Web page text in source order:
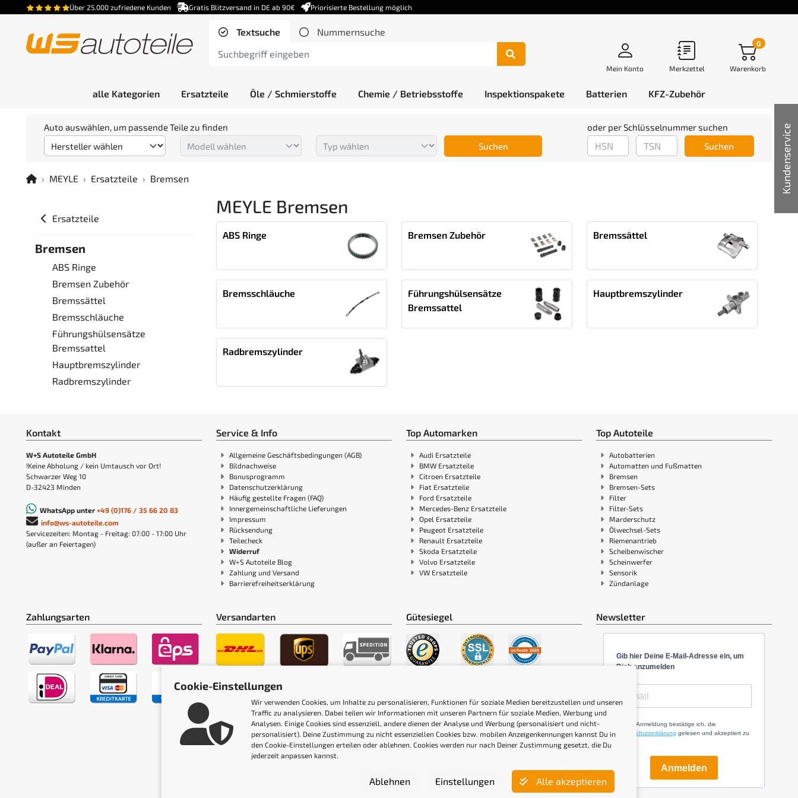
Kundenservice
Über 25.000 zufriedene Kunden Gratis Blitzversand in DE ab 90€ Priorisierte Bestellung möglich
Textsuche Nummernsuche
Mein Konto Merkzettel Warenkorb
0
alle Kategorien Ersatzteile Öle / Schmierstoffe Chemie / Betriebsstoffe Inspektionspakete Batterien KFZ-Zubehör
Auto auswählen, um passende Teile zu finden
Suchen
oder per Schlüsselnummer suchen
Suchen
MEYLE Ersatzteile Bremsen
Ersatzteile
Bremsen
ABS Ringe
Bremsen Zubehör
Bremssättel
Bremsschläuche
Führungshülsensätze
Bremssattel
Hauptbremszylinder
Radbremszylinder
MEYLE Bremsen
ABS Ringe Bremsen Zubehör Bremssättel
Bremsschläuche
Führungshülsensätze
Bremssattel
Hauptbremszylinder
Radbremszylinder
Kontakt
W+S Autoteile GmbH
!Keine Abholung / kein Umtausch vor Ort!
Schwarzer Weg 10
D-32423 Minden
WhatsApp unter +49 (0)176 / 35 66 20 83
info@ws-autoteile.com
Servicezeiten: Montag - Freitag: 07:00 - 17:00 Uhr
(außer an Feiertagen)
Service & Info
Allgemeine Geschäftsbedingungen (AGB)
Bildnachweise
Bonusprogramm
Datenschutzerklärung
Häufig gestellte Fragen (FAQ)
Innergemeinschaftliche Lieferungen
Impressum
Rücksendung
Teilecheck
Widerruf
W+S Autoteile Blog
Zahlung und Versand
Barrierefreiheitserklärung
Top Automarken
Audi Ersatzteile
BMW Ersatzteile
Citroen Ersatzteile
Fiat Ersatzteile
Ford Ersatzteile
Mercedes-Benz Ersatzteile
Opel Ersatzteile
Peugeot Ersatzteile
Renault Ersatzteile
Skoda Ersatzteile
Volvo Ersatzteile
VW Ersatzteile
Top Autoteile
Autobatterien
Automatten und Fußmatten
Bremsen
Bremsen-Sets
Filter
Filter-Sets
Marderschutz
Ölwechsel-Sets
Riemenantrieb
Scheibenwischer
Scheinwerfer
Sensorik
Zündanlage
Zahlungsarten Versandarten Gütesiegel Newsletter
Gib hier Deine E-Mail-Adresse ein, um
Dich anzumelden
Mit der Anmeldung bestätige ich, die
Datenschutzerklärung gelesen und akzeptiert zu
Anmelden
Cookie-Einstellungen
Wir verwenden Cookies, um Inhalte zu personalisieren, Funktionen für soziale Medien bereitzustellen und unseren
Traffic zu analysieren. Dabei teilen wir Informationen mit unseren Partnern für soziale Medien, Werbung und
Analysen. Einige Cookies sind essenziell, andere dienen der Analyse und Werbung (personalisiert und nicht-
personalisiert). Deine Zustimmung zu nicht essenziellen Cookies bzw. mobilen Anzeigenkennungen kannst Du in
den Cookie-Einstellungen erteilen oder ablehnen. Cookies werden nur nach Deiner Zustimmung gesetzt, die Du
jederzeit anpassen kannst.
Alle akzeptieren
Einstellungen
Ablehnen